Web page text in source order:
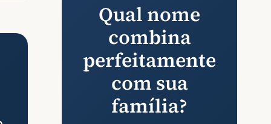
Qual nome
combina
perfeitamente
com sua
família?